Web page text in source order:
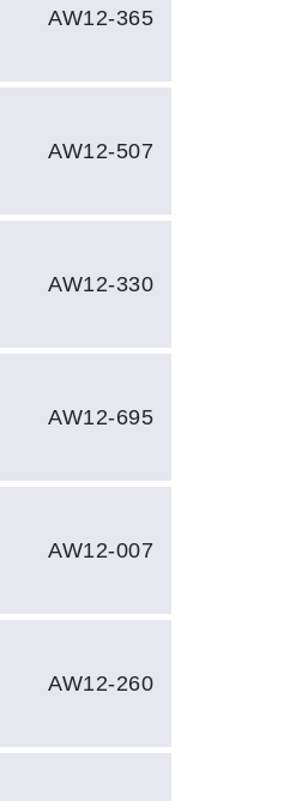
AW12-365
AW12-507
AW12-330
AW12-695
AW12-007
AW12-260